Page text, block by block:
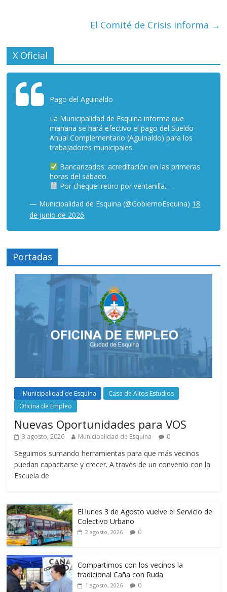
El Comité de Crisis informa →
X Oficial
Pago del Aguinaldo
La Municipalidad de Esquina informa que
mañana se hará efectivo el pago del Sueldo
Anual Complementario (Aguinaldo) para los
trabajadores municipales.
Bancarizados: acreditación en las primeras
horas del sábado.
Por cheque: retiro por ventanilla.…
— Municipalidad de Esquina (@GobiernoEsquina) 18
de junio de 2026
Portadas
- Municipalidad de Esquina
Casa de Altos Estudios
Oficina de Empleo
Nuevas Oportunidades para VOS
3 agosto, 2026 Municipalidad de Esquina 0
Seguimos sumando herramientas para que más vecinos
puedan capacitarse y crecer. A través de un convenio con la
Escuela de
El lunes 3 de Agosto vuelve el Servicio de
Colectivo Urbano
2 agosto, 2026 0
Compartimos con los vecinos la
tradicional Caña con Ruda
1 agosto, 2026 0